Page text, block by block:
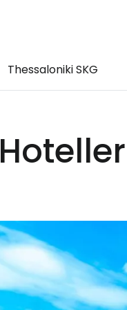
Thessaloniki SKG